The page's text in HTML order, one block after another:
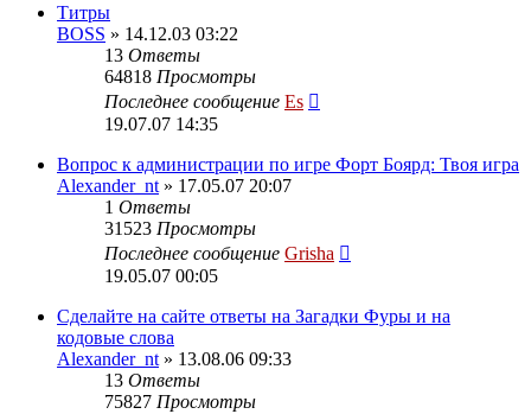
Титры
BOSS » 14.12.03 03:22
13 Ответы
64818 Просмотры
Последнее сообщение Es
19.07.07 14:35
Вопрос к администрации по игре Форт Боярд: Твоя игра
Alexander_nt » 17.05.07 20:07
1 Ответы
31523 Просмотры
Последнее сообщение Grisha
19.05.07 00:05
Сделайте на сайте ответы на Загадки Фуры и на
кодовые слова
Alexander_nt » 13.08.06 09:33
13 Ответы
75827 Просмотры